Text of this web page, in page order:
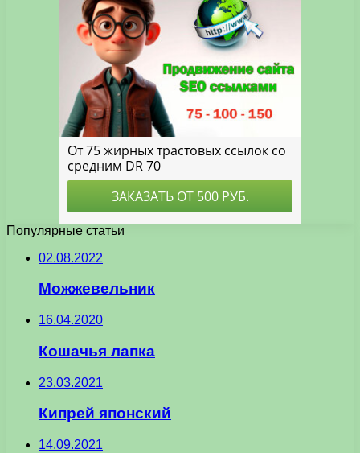
Популярные статьи
02.08.2022
Можжевельник
16.04.2020
Кошачья лапка
23.03.2021
Кипрей японский
14.09.2021